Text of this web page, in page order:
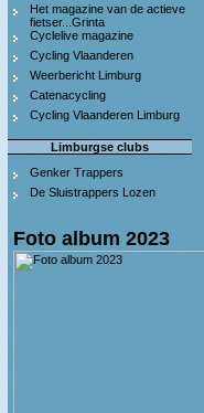
Het magazine van de actieve
fietser...Grinta
Cyclelive magazine
Cycling Vlaanderen
Weerbericht Limburg
Catenacycling
Cycling Vlaanderen Limburg
Limburgse clubs
Genker Trappers
De Sluistrappers Lozen
Foto album 2023